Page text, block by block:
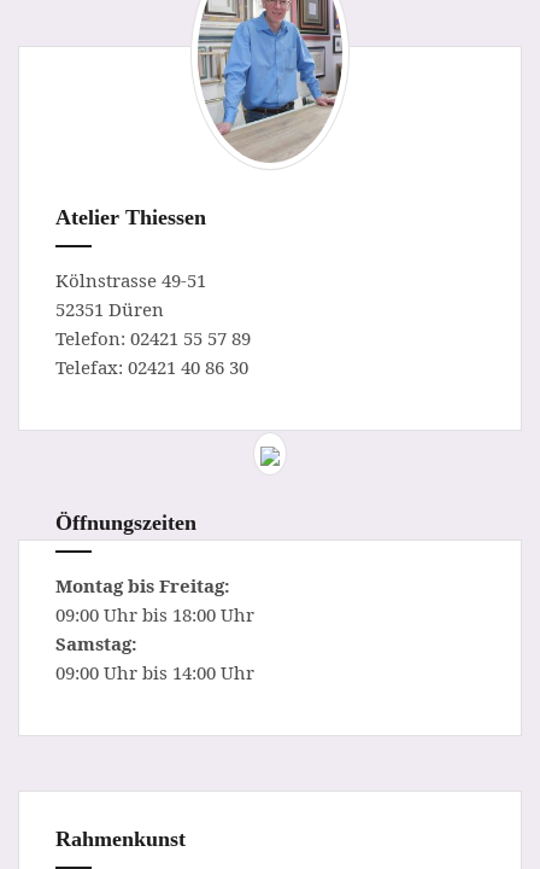
Atelier Thiessen
Kölnstrasse 49-51
52351 Düren
Telefon: 02421 55 57 89
Telefax: 02421 40 86 30
Öffnungszeiten
Montag bis Freitag:
09:00 Uhr bis 18:00 Uhr
Samstag:
09:00 Uhr bis 14:00 Uhr
Rahmenkunst